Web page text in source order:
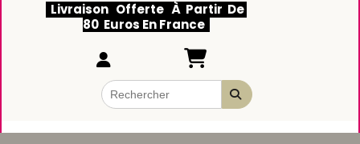
Livraison Offerte À Partir De
80 Euros En France